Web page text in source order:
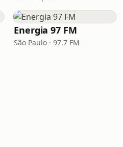
Energia 97 FM
São Paulo · 97.7 FM